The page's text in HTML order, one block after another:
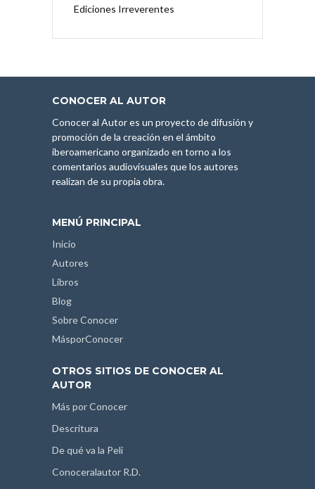
Ediciones Irreverentes
CONOCER AL AUTOR
Conocer al Autor es un proyecto de difusión y
promoción de la creación en el ámbito
iberoamericano organizado en torno a los
comentarios audiovisuales que los autores
realizan de su propia obra.
MENÚ PRINCIPAL
Inicio
Autores
Libros
Blog
Sobre Conocer
MásporConocer
OTROS SITIOS DE CONOCER AL
AUTOR
Más por Conocer
Descritura
De qué va la Peli
Conoceralautor R.D.